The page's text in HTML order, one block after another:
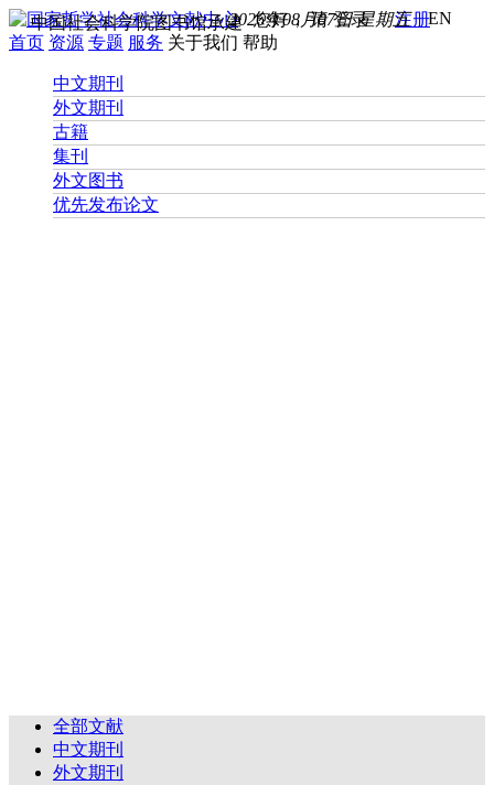
您好， 请登录 注册EN
2026年08月07日 星期五
中国社会科学院图书馆承建
首页 资源 专题 服务 关于我们 帮助
中文期刊
外文期刊
古籍
集刊
外文图书
优先发布论文
全部文献
中文期刊
外文期刊